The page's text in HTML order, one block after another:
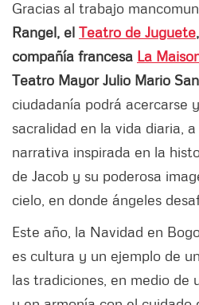
Gracias al trabajo
Rangel, el Teatro de Juguete
compañía francesa La
Teatro Mayor Julio Mario
ciudadanía podrá acercarse
sacralidad en la vida diaria,
narrativa inspirada en la
de Jacob y su poderosa
cielo, en donde ángeles
Este año, la Navidad en
es cultura y un ejemplo de
las tradiciones, en medio de